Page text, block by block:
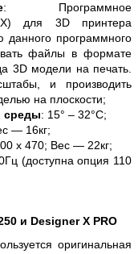
: Программное
X) для 3D принтера
данного программного
файлы в формате
3D модели на печать.
и производить
на плоскости;
среды: 15° – 32°С;
— 16кг;
x 470; Вес — 22кг;
(доступна опция 110
и Designer X PRO
оригинальная